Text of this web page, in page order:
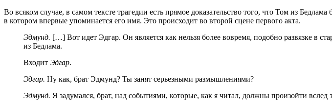
Во всяком случае, в самом тексте трагедии есть прямое доказательство того, что Том из
в котором впервые упоминается его имя. Это происходит во второй сцене первого акта.
Эдмунд. […] Вот идет Эдгар. Он является как нельзя более вовремя, подобно развязке в
из Бедлама.
Входит Эдгар.
Эдгар. Ну как, брат Эдмунд? Ты занят серьезными размышлениями?
Эдмунд. Я задумался, брат, над событиями, которые, как я читал, должны произойти вслед